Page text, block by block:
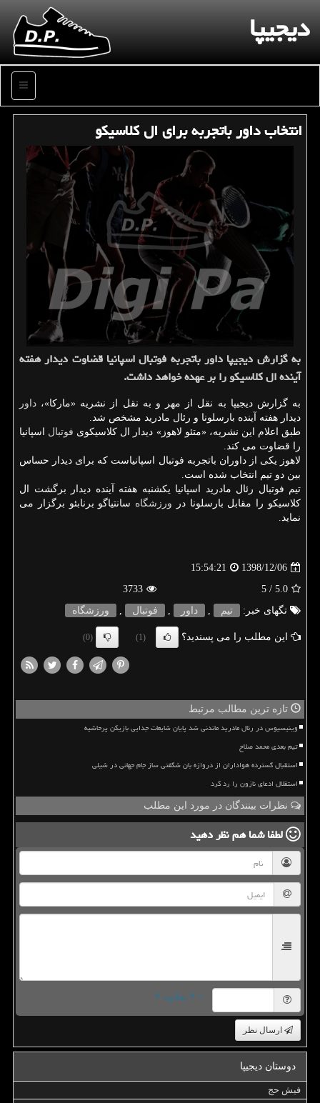
دیجیپا
منو
انتخاب داور باتجربه برای ال كلاسیكو
به گزارش دیجیپا داور باتجربه فوتبال اسپانیا قضاوت دیدار هفته
آینده ال كلاسیكو را بر عهده خواهد داشت.
به گزارش دیجیپا به نقل از مهر و به نقل از نشریه «ماركا»، داور
دیدار هفته آینده بارسلونا و رئال مادرید مشخص شد.
طبق اعلام این نشریه، «متئو لاهوز» دیدار ال كلاسیكوی فوتبال اسپانیا
را قضاوت می كند.
لاهوز یكی از داوران باتجربه فوتبال اسپانیاست كه برای دیدار حساس
بین دو تیم انتخاب شده است.
تیم فوتبال رئال مادرید اسپانیا یكشنبه هفته آینده دیدار برگشت ال
كلاسیكو را مقابل بارسلونا در ورزشگاه سانتیاگو برنابئو برگزار می
نماید.
1398/12/06
15:54:21
5.0
/ 5
3733
تگهای خبر:
تیم , داور , فوتبال , ورزشگاه
این مطلب را می پسندید؟ (1)
(0)
تازه ترین مطالب مرتبط
وینیسیوس در رئال مادرید ماندنی شد پایان شایعات جدایی بازیکن پرحاشیه
تیم بعدی محمد صلاح
استقبال گسترده هواداران از دروازه بان شگفتی ساز جام جهانی در شیلی
استقلال ادعای نازون را رد کرد
نظرات بینندگان در مورد این مطلب
لطفا شما همنظر دهید
= ۴ بعلاوه ۳
ارسال نظر
دوستان دیجیپا
فیش حج